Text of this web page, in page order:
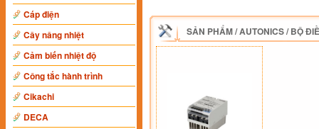
Cáp điện
Cây nâng nhiệt
Cảm biến nhiệt độ
Công tắc hành trình
Cikachi
DECA
SẢN PHẨM/AUTONICS/BỘ